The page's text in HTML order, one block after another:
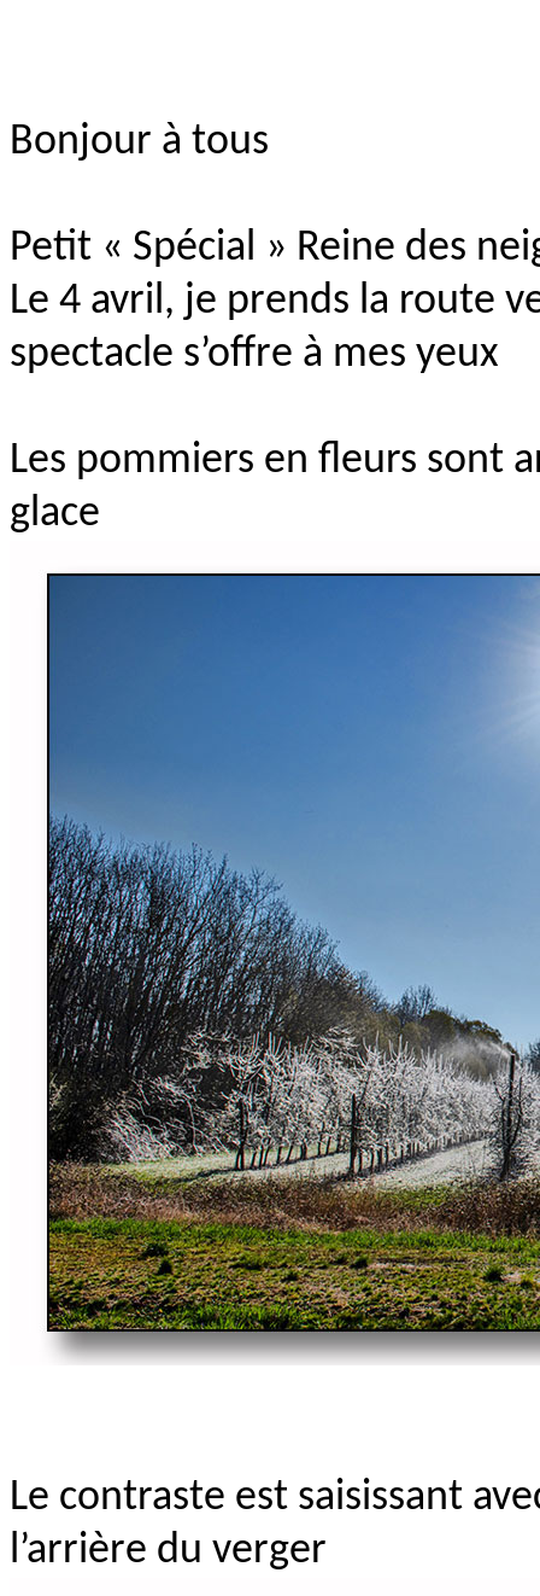
Bonjour à tous
Petit « Spécial » Reine des
Le 4 avril, je prends la route
spectacle s’offre à mes yeux
Les pommiers en fleurs sont
glace
Le contraste est saisissant
l’arrière du verger